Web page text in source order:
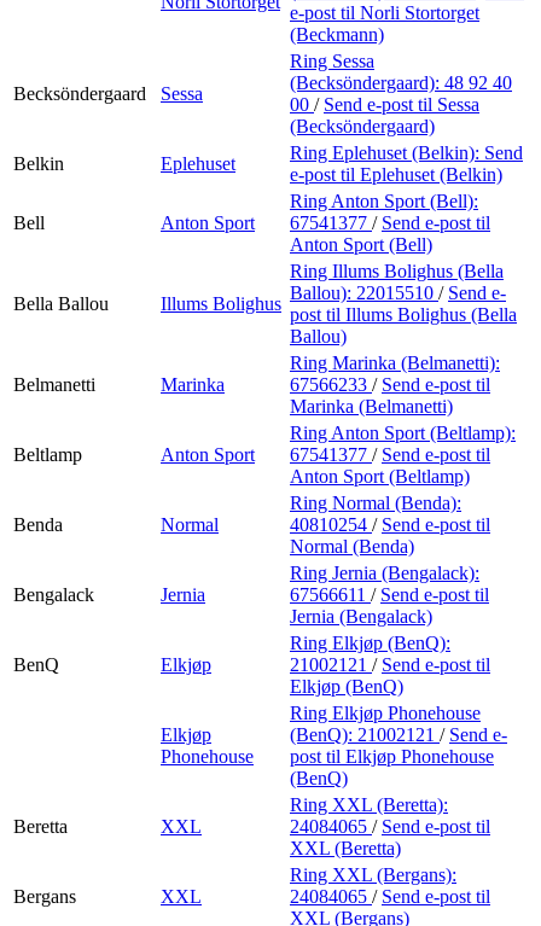
e-post til Norli Stortorget
(Beckmann)
Becksöndergaard Sessa
Ring Sessa
(Becksöndergaard): 48 92 40
00 / Send e-post til Sessa
(Becksöndergaard)
Belkin
Eplehuset
Ring Eplehuset (Belkin): Send
e-post til Eplehuset (Belkin)
Bell Anton Sport
Ring Anton Sport (Bell):
67541377 / Send e-post til
Anton Sport (Bell)
Bella Ballou Illums Bolighus
Ring Illums Bolighus (Bella
Ballou): 22015510 / Send e-
post til Illums Bolighus (Bella
Ballou)
Belmanetti Marinka
Ring Marinka (Belmanetti):
67566233 / Send e-post til
Marinka (Belmanetti)
Beltlamp Anton Sport
Ring Anton Sport (Beltlamp):
67541377 / Send e-post til
Anton Sport (Beltlamp)
Benda Normal
Ring Normal (Benda):
40810254 / Send e-post til
Normal (Benda)
Bengalack Jernia
Ring Jernia (Bengalack):
67566611 / Send e-post til
Jernia (Bengalack)
BenQ Elkjøp
Ring Elkjøp (BenQ):
21002121 / Send e-post til
Elkjøp (BenQ)
Elkjøp
Phonehouse
Ring Elkjøp Phonehouse
(BenQ): 21002121 / Send e-
post til Elkjøp Phonehouse
(BenQ)
Beretta XXL
Ring XXL (Beretta):
24084065 / Send e-post til
XXL (Beretta)
Bergans XXL
Ring XXL (Bergans):
24084065 / Send e-post til
XXL (Bergans)